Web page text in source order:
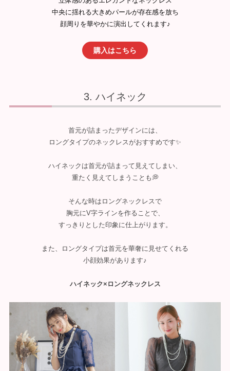
中央に揺れる大きめパールが存在感を放ち
顔周りを華やかに演出してくれます♪
購入はこちら
ハイネック
首元が詰まったデザインには、
ロングタイプのネックレスがおすすめです✨
ハイネックは首元が詰まって見えてしまい、
重たく見えてしまうことも💭
そんな時はロングネックレスで
胸元にV字ラインを作ることで、
すっきりとした印象に仕上がります。
また、ロングタイプは首元を華奢に見せてくれる
小顔効果があります♪
ハイネック×ロングネックレス